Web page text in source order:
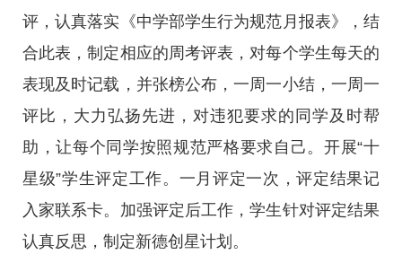
评，认真落实《中学部学生行为规范月报表》，结
合此表，制定相应的周考评表，对每个学生每天的
表现及时记载，并张榜公布，一周一小结，一周一
评比，大力弘扬先进，对违犯要求的同学及时帮
助，让每个同学按照规范严格要求自己。开展“十
星级”学生评定工作。一月评定一次，评定结果记
入家联系卡。加强评定后工作，学生针对评定结果
认真反思，制定新德创星计划。